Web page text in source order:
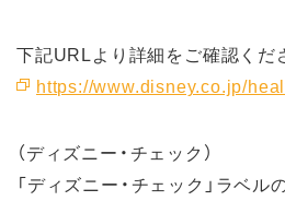
下記URLより詳細をご確認くだ
https://www.disney.co.jp/
（ディズニー・チェック）
「ディズニー・チェック」ラベル